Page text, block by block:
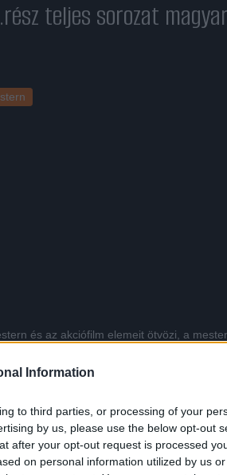
Information
to third parties, or processing of your
by us, please use the below opt-out
after your opt-out request is processed
on personal information utilized by us
teljes sorozat
és az akciófilm elemeit ötvözi, a
a Feltámad a vadnyugatnak az
ellenfeleiken. Egy végzetes hiba
western és az akciófilm elemeit ötvözi, a
filmjének, a Feltámad a vadnyugatnak
android ellenfeleiken. Egy